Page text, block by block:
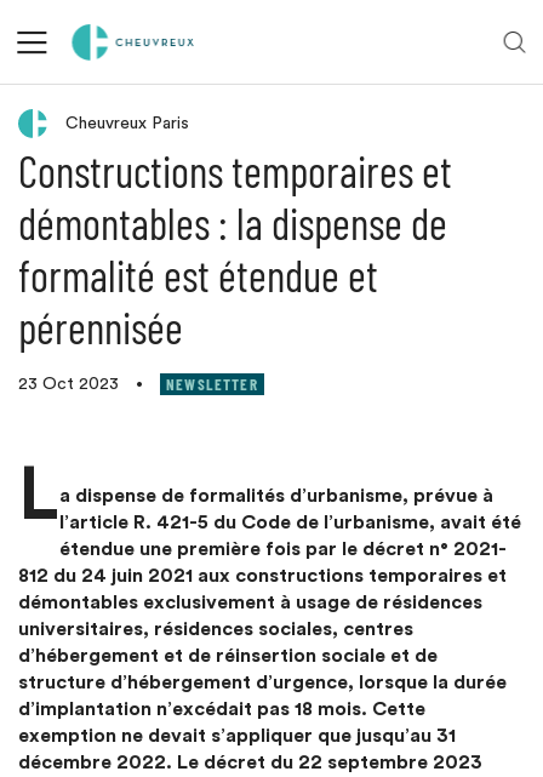
Retour aux actualités
Cheuvreux Paris
Constructions temporaires et
démontables : la dispense de
formalité est étendue et
pérennisée
23 Oct 2023 • NEWSLETTER
La dispense de formalités d’urbanisme, prévue à
l’article R. 421-5 du Code de l’urbanisme, avait été
étendue une première fois par le décret n° 2021-
812 du 24 juin 2021 aux constructions temporaires et
démontables exclusivement à usage de résidences
universitaires, résidences sociales, centres
d’hébergement et de réinsertion sociale et de
structure d’hébergement d’urgence, lorsque la durée
d’implantation n’excédait pas 18 mois. Cette
exemption ne devait s’appliquer que jusqu’au 31
décembre 2022. Le décret du 22 septembre 2023